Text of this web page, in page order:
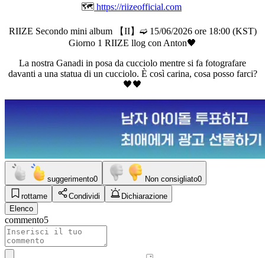
🗺️ https://riizeofficial.com
RIIZE Secondo mini album 【II】➫ 15/06/2026 ore 18:00 (KST)
Giorno 1 RIIZE llog con Anton🖤
La nostra Ganadi in posa da cucciolo mentre si fa fotografare
davanti a una statua di un cucciolo. È così carina, cosa posso farci?
🖤🖤
suggerimento0 Non consigliato0
rottame
Condividi
Dichiarazione
Elenco
commento5